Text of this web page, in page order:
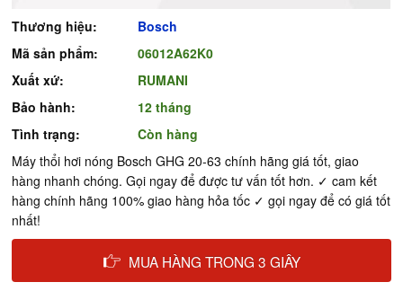
Thương hiệu:
Bosch
Mã sản phẩm:
06012A62K0
Xuất xứ:
RUMANI
Bảo hành:
12 tháng
Tình trạng:
Còn hàng
Máy thổi hơi nóng Bosch GHG 20-63 chính hãng giá tốt, giao
hàng nhanh chóng. Gọi ngay để được tư vấn tốt hơn. ✓ cam kết
hàng chính hãng 100% giao hàng hỏa tốc ✓ gọi ngay để có giá tốt
nhất!
MUA HÀNG TRONG 3 GIÂY